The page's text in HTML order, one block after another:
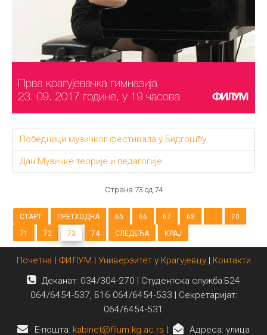
Победници музичког фестивала у Бидгошћу
Дан Музичке теорије и педагогије
Страна 73 од 74
СТАРТ ПРЕТХОДНА 65 66 67 68 ...
70
71
72 73 74 СЛЕДЕЋА КРАЈ
Почетна | ФИЛУМ | Универзитет у Крагујевцу| Контакти
Деканат: 034/304-270 | Студентска служба:Б24
064/6454-537, Б16 064/6454-533 | Секретаријат:
064/6454-531
E-пошта: kabinet@filum.kg.ac.rs | Адреса: улица